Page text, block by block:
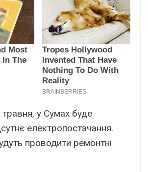
у Сумах буде
електропостачання.
проводити ремонтні